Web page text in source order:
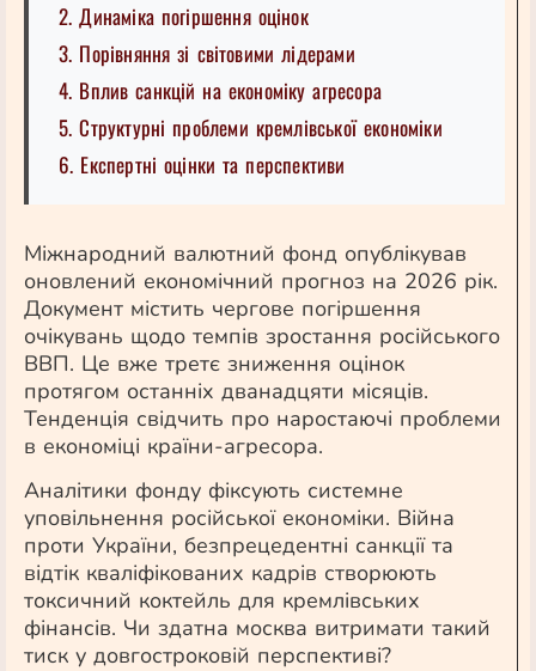
2. Динаміка погіршення оцінок
3. Порівняння зі світовими лідерами
4. Вплив санкцій на економіку агресора
5. Структурні проблеми кремлівської економіки
6. Експертні оцінки та перспективи
Міжнародний валютний фонд опублікував
оновлений економічний прогноз на 2026 рік.
Документ містить чергове погіршення
очікувань щодо темпів зростання російського
ВВП. Це вже третє зниження оцінок
протягом останніх дванадцяти місяців.
Тенденція свідчить про наростаючі проблеми
в економіці країни-агресора.
Аналітики фонду фіксують системне
уповільнення російської економіки. Війна
проти України, безпрецедентні санкції та
відтік кваліфікованих кадрів створюють
токсичний коктейль для кремлівських
фінансів. Чи здатна москва витримати такий
тиск у довгостроковій перспективі?